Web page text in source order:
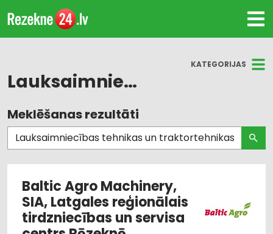
KATEGORIJAS
Lauksaimniecības tehnikas un traktortehnikas tirdzniecība
Visas nozares
Lauksaimniecības tehnikas un traktortehnikas
Lauksaimniecības tehnikas un traktortehnikas
rezerves daļas
Lauksaimniecības tehnikas un traktortehnikas
Meklēšanas rezultāti
Baltic Agro Machinery,
SIA, Latgales reģionālais
tirdzniecības un servisa